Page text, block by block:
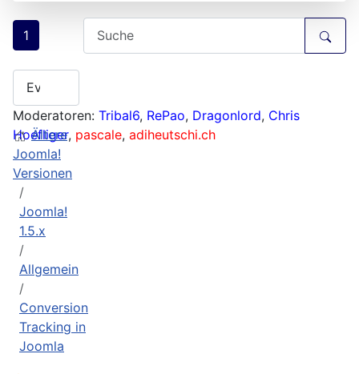
1
Moderatoren: Tribal6, RePao, Dragonlord, Chris
Hoefliger, pascale, adiheutschi.ch
Ältere
Joomla!
Versionen
Joomla!
1.5.x
Allgemein
Conversion
Tracking in
Joomla